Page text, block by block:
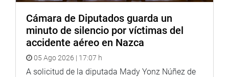
Cámara de Diputados guarda un
minuto de silencio por víctimas del
accidente aéreo en Nazca
05 Ago 2026 | 17:07 h
A solicitud de la diputada Mady Yonz Núñez de